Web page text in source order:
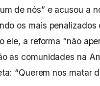
de nós” e acusou a
os mais
ele, a reforma “não
as comunidades na
“Querem nos matar